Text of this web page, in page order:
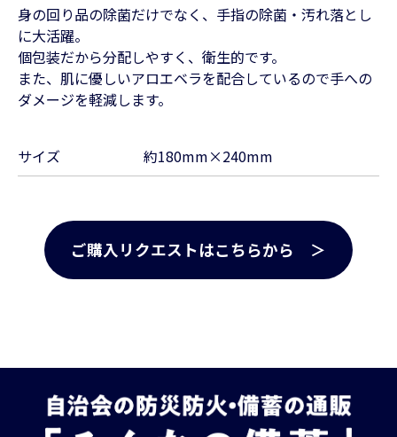
身の回り品の除菌だけでなく、手指の除菌・汚れ落とし
に大活躍。
個包装だから分配しやすく、衛生的です。
また、肌に優しいアロエベラを配合しているので手への
ダメージを軽減します。
サイズ 約180mm×240mm
ご購入リクエストはこちらから ＞